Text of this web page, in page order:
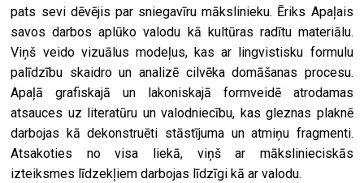
par
meklēt
pats sevi dēvējis par sniegavīru mākslinieku. Ēriks Apaļais
savos darbos aplūko valodu kā kultūras radītu materiālu.
Viņš veido vizuālus modeļus, kas ar lingvistisku formulu
palīdzību skaidro un analizē cilvēka domāšanas procesu.
Apaļā grafiskajā un lakoniskajā formveidē atrodamas
atsauces uz literatūru un valodniecību, kas gleznas plaknē
darbojas kā dekonstruēti stāstījuma un atmiņu fragmenti.
Atsakoties no visa liekā, viņš ar mākslinieciskās
izteiksmes līdzekļiem darbojas līdzīgi kā ar valodu.